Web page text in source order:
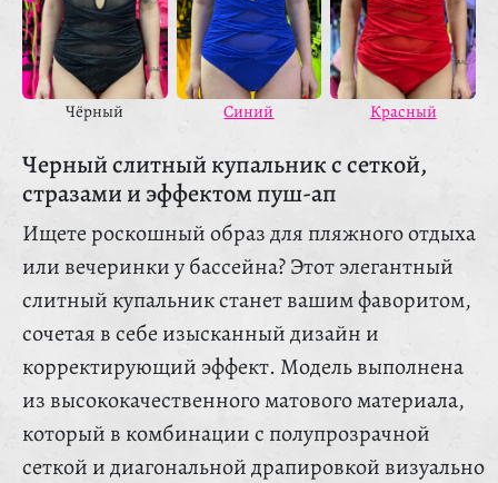
Чёрный Синий Красный
Черный слитный купальник с сеткой,
стразами и эффектом пуш-ап
Ищете роскошный образ для пляжного отдыха
или вечеринки у бассейна? Этот элегантный
слитный купальник станет вашим фаворитом,
сочетая в себе изысканный дизайн и
корректирующий эффект. Модель выполнена
из высококачественного матового материала,
который в комбинации с полупрозрачной
сеткой и диагональной драпировкой визуально